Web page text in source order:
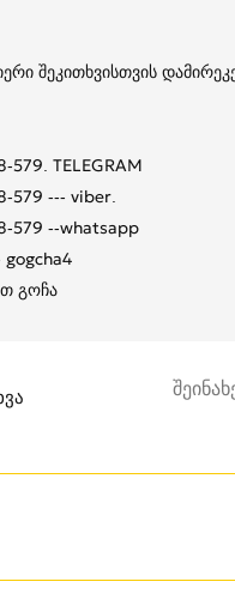
შეკითხვისთვის
579. TELEGRAM
579 --- viber.
579 --whatsapp
gogcha4
გოჩა